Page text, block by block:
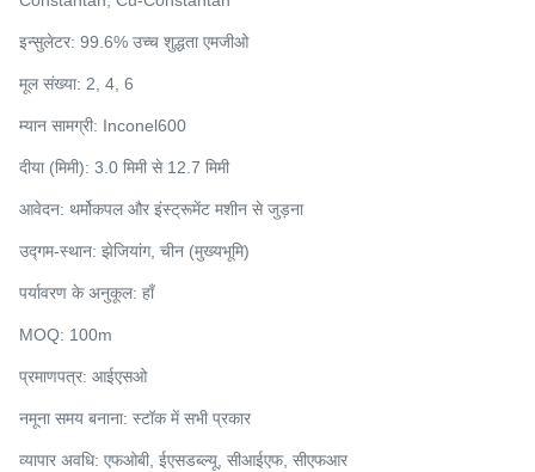
इन्सुलेटर: 99.6% उच्च शुद्धता एमजीओ
मूल संख्या: 2, 4, 6
म्यान सामग्री: Inconel600
दीया (मिमी): 3.0 मिमी से 12.7 मिमी
आवेदन: थर्मोकपल और इंस्ट्रूमेंट मशीन से जुड़ना
उद्गम-स्थान: झेजियांग, चीन (मुख्यभूमि)
पर्यावरण के अनुकूल: हाँ
MOQ: 100m
प्रमाणपत्र: आईएसओ
नमूना समय बनाना: स्टॉक में सभी प्रकार
व्यापार अवधि: एफओबी, ईएसडब्ल्यू, सीआईएफ, सीएफआर